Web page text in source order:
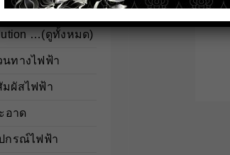
สะอาด
…(ดูทั้งหมด)
นทางไฟฟ้า
มผัสไฟฟ้า
อาด
กรณ์ไฟฟ้า